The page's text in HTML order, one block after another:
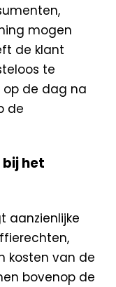
mogen
de klant
te
op de dag na
de
het
aanzienlijke
kosten van de
bovenop de